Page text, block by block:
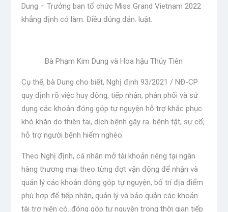
Dung – Trưởng ban tổ chức Miss Grand Vietnam 2022
khẳng định có làm. Điều đúng đắn. luật.
Bà Phạm Kim Dung và Hoa hậu Thủy Tiên
Cụ thể, bà Dung cho biết, Nghị định 93/2021 / NĐ-CP
quy định rõ việc huy động, tiếp nhận, phân phối và sử
dụng các khoản đóng góp tự nguyện hỗ trợ khắc phục
khó khăn do thiên tai, dịch bệnh gây ra. bệnh tật, sự cố;
hỗ trợ người bệnh hiểm nghèo.
Theo Nghị định, cá nhân mở tài khoản riêng tại ngân
hàng thương mại theo từng đợt vận động để nhận và
quản lý các khoản đóng góp tự nguyện, bố trí địa điểm
phù hợp để tiếp nhận, quản lý và bảo quản các khoản
tài trợ hiện có. đóng góp tự nguyện trong thời gian tiếp